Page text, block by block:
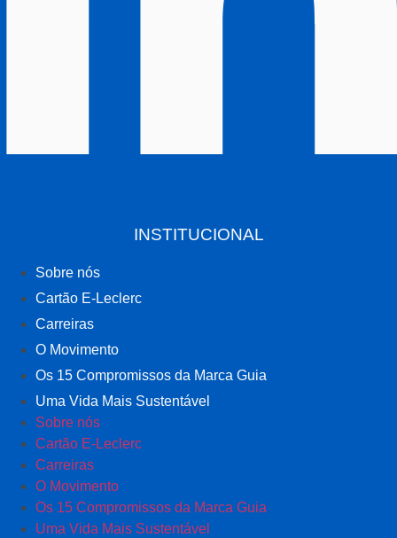
INSTITUCIONAL
Sobre nós
Cartão E-Leclerc
Carreiras
O Movimento
Os 15 Compromissos da Marca Guia
Uma Vida Mais Sustentável
Sobre nós
Cartão E-Leclerc
Carreiras
O Movimento
Os 15 Compromissos da Marca Guia
Uma Vida Mais Sustentável